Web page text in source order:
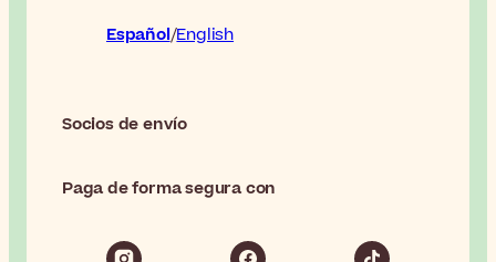
Español English
Socios de envío
Paga de forma segura con